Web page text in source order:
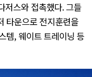
저스와 접촉했다. 그들
타운으로 전지훈련을
템, 웨이트 트레이닝 등